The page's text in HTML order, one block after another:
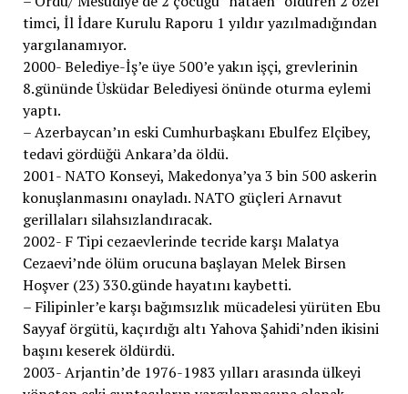
timci, İl İdare Kurulu Raporu 1 yıldır yazılmadığından
yargılanamıyor.
2000- Belediye-İş’e üye 500’e yakın işçi, grevlerinin
8.gününde Üsküdar Belediyesi önünde oturma eylemi
yaptı.
– Azerbaycan’ın eski Cumhurbaşkanı Ebulfez Elçibey,
tedavi gördüğü Ankara’da öldü.
2001- NATO Konseyi, Makedonya’ya 3 bin 500 askerin
konuşlanmasını onayladı. NATO güçleri Arnavut
gerillaları silahsızlandıracak.
2002- F Tipi cezaevlerinde tecride karşı Malatya
Cezaevi’nde ölüm orucuna başlayan Melek Birsen
Hoşver (23) 330.günde hayatını kaybetti.
– Filipinler’e karşı bağımsızlık mücadelesi yürüten Ebu
Sayyaf örgütü, kaçırdığı altı Yahova Şahidi’nden ikisini
başını keserek öldürdü.
2003- Arjantin’de 1976-1983 yılları arasında ülkeyi